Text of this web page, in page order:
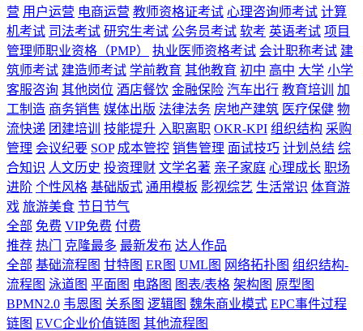
营 用户运营 电商运营 教师资格证考试 心理咨询师考试 计算
机考试 司法考试 研究生考试 公务员考试 软考 英语考试 项目
管理师职业资格（PMP）
执业医师资格考试 会计职称考试 建
筑师考试 建造师考试 学前教育 其他教育 初中 高中 大学 小学
客服咨询 其他岗位 酒店餐饮 金融保险 汽车出行 教育培训
加
工制造 商务销售 媒体出版 法律法务 房地产建筑 医疗保健 物
流快递 团建培训 技能提升 入职离职 OKR-KPI 组织结构 采购
管理 会议纪要 SOP 成本管控 销售管理 面试技巧 计划总结 综
合知识 人文历史 投资理财 文学名著 亲子家庭 心理成长 职场
进阶 个性风格 基础版式 通用模板 影视综艺 生活常识 体育游
戏 旅游美食 节日节气
全部 免费 VIP免费 付费
推荐 热门 克隆最多 最新发布 达人作品
全部 基础流程图 甘特图 ER图 UML图 网络拓扑图 组织结构-
流程图 泳道图 平面图 电路图 图表/表格 架构图 原型图
BPMN2.0 韦恩图 关系图 逻辑图 魏朱商业模式 EPC事件过程
链图 EVC企业价值链图 其他流程图